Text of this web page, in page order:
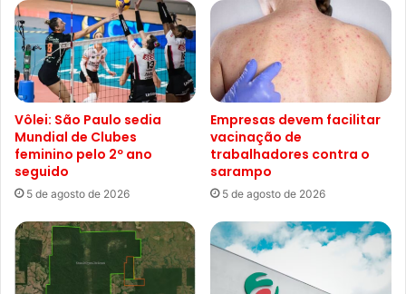
Vôlei: São Paulo sedia
Mundial de Clubes
feminino pelo 2º ano
seguido
5 de agosto de 2026
Empresas devem facilitar
vacinação de
trabalhadores contra o
sarampo
5 de agosto de 2026